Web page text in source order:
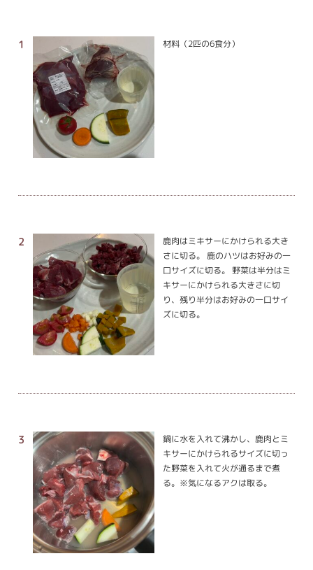
材料（2匹の6食分）
鹿肉はミキサーにかけられる大き
さに切る。 鹿のハツはお好みの一
口サイズに切る。 野菜は半分はミ
キサーにかけられる大きさに切
り、残り半分はお好みの一口サイ
ズに切る。
鍋に水を入れて沸かし、鹿肉とミ
キサーにかけられるサイズに切っ
た野菜を入れて火が通るまで煮
る。※気になるアクは取る。